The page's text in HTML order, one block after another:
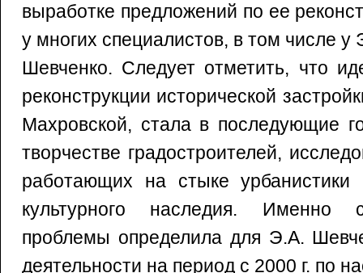
выработке предложений по ее
у многих специалистов, в том числе
Шевченко. Следует отметить, что
реконструкции исторической
Махровской, стала в последующие
творчестве градостроителей,
работающих на стыке
культурного наследия. Именно
проблемы определила для Э.А.
деятельности на период с 2000 г. по